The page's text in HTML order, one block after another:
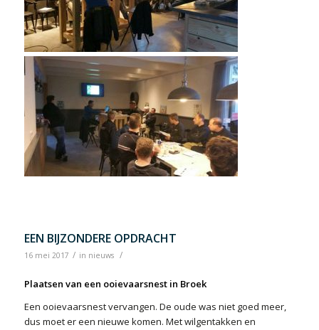
EEN BIJZONDERE OPDRACHT
16 mei 2017 / in nieuws /
Plaatsen van een ooievaarsnest in Broek
Een ooievaarsnest vervangen. De oude was niet goed meer,
dus moet er een nieuwe komen. Met wilgentakken en